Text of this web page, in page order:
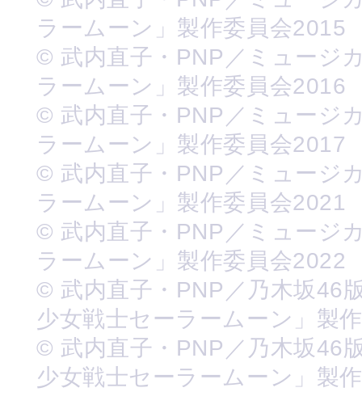
ラームーン」製作委員会2015
© 武内直子・PNP／ミュージ
ラームーン」製作委員会2016
© 武内直子・PNP／ミュージ
ラームーン」製作委員会2017
© 武内直子・PNP／ミュージ
ラームーン」製作委員会2021
© 武内直子・PNP／ミュージ
ラームーン」製作委員会2022
© 武内直子・PNP／乃木坂46
少女戦士セーラームーン」製
© 武内直子・PNP／乃木坂46
少女戦士セーラームーン」製